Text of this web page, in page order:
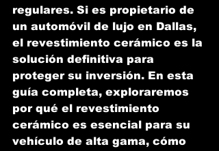
regulares. Si es propietario de
un automóvil de lujo en Dallas,
el revestimiento cerámico es la
solución definitiva para
proteger su inversión. En esta
guía completa, exploraremos
por qué el revestimiento
cerámico es esencial para su
vehículo de alta gama, cómo